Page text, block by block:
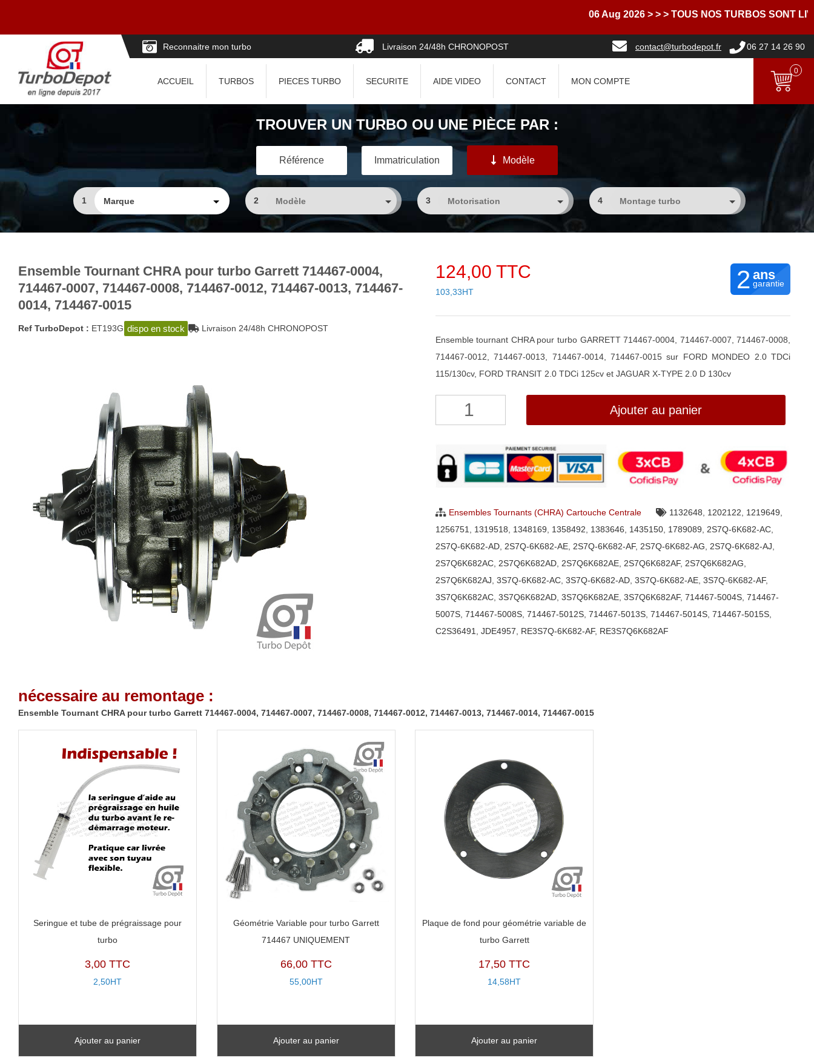
06 Aug 2026 > > > TOUS NOS TURBOS SONT LIVRES
Reconnaitre mon turbo Livraison 24/48h CHRONOPOST contact@turbodepot.fr 06 27 14 26 90
ACCUEIL TURBOS PIECES TURBO SECURITE AIDE VIDEO CONTACT MON COMPTE
0
TROUVER UN TURBO OU UNE PIÈCE PAR :
Référence Immatriculation Modèle
1 2 3 4
Ensemble Tournant CHRA pour turbo Garrett 714467-0004,
714467-0007, 714467-0008, 714467-0012, 714467-0013, 714467-
0014, 714467-0015
Ref TurboDepot : ET193G dispo en stock Livraison 24/48h CHRONOPOST
124,00 TTC
103,33HT 2 ans
garantie
Ensemble tournant CHRA pour turbo GARRETT 714467-0004, 714467-0007, 714467-0008,
714467-0012, 714467-0013, 714467-0014, 714467-0015 sur FORD MONDEO 2.0 TDCi
115/130cv, FORD TRANSIT 2.0 TDCi 125cv et JAGUAR X-TYPE 2.0 D 130cv
Tournant
CHRA
714467-
Ajouter au panier
Ensembles Tournants (CHRA) Cartouche Centrale 1132648 1202122 1219649
1256751
1319518 1348169 1358492 1383646 1435150, 1789089 2S7Q-6K682-AC,
2S7Q-6K682-AD, 2S7Q-6K682-AE, 2S7Q-6K682-AF, 2S7Q-6K682-AG 2S7Q-6K682-AJ
2S7Q6K682AC, 2S7Q6K682AD, 2S7Q6K682AE, 2S7Q6K682AF, 2S7Q6K682AG
2S7Q6K682AJ 3S7Q-6K682-AC, 3S7Q-6K682-AD, 3S7Q-6K682-AE, 3S7Q-6K682-AF,
3S7Q6K682AC, 3S7Q6K682AD, 3S7Q6K682AE, 3S7Q6K682AF, 714467-5004S, 714467-
5007S, 714467-5008S, 714467-5012S, 714467-5013S, 714467-5014S, 714467-5015S,
C2S36491
JDE4957 RE3S7Q-6K682-AF, RE3S7Q6K682AF
nécessaire au remontage :
Ensemble Tournant CHRA pour turbo Garrett 714467-0004, 714467-0007, 714467-0008, 714467-0012, 714467-0013, 714467-0014, 714467-0015
Seringue et tube de prégraissage pour
turbo
3,00 TTC
2,50HT
Ajouter au panier
Géométrie Variable pour turbo Garrett
714467 UNIQUEMENT
66,00 TTC
55,00HT
Ajouter au panier
Plaque de fond pour géométrie variable de
turbo Garrett
17,50 TTC
14,58HT
Ajouter au panier